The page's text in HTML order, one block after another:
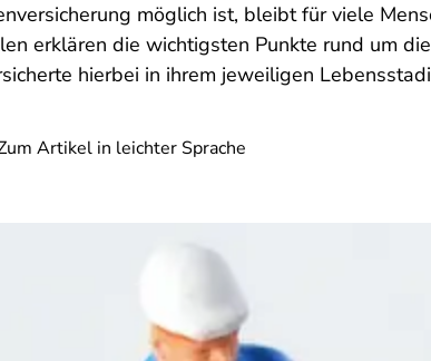
möglich ist, bleibt für viele
erklären die wichtigsten Punkte rund um
hierbei in ihrem jeweiligen
Artikel in leichter Sprache